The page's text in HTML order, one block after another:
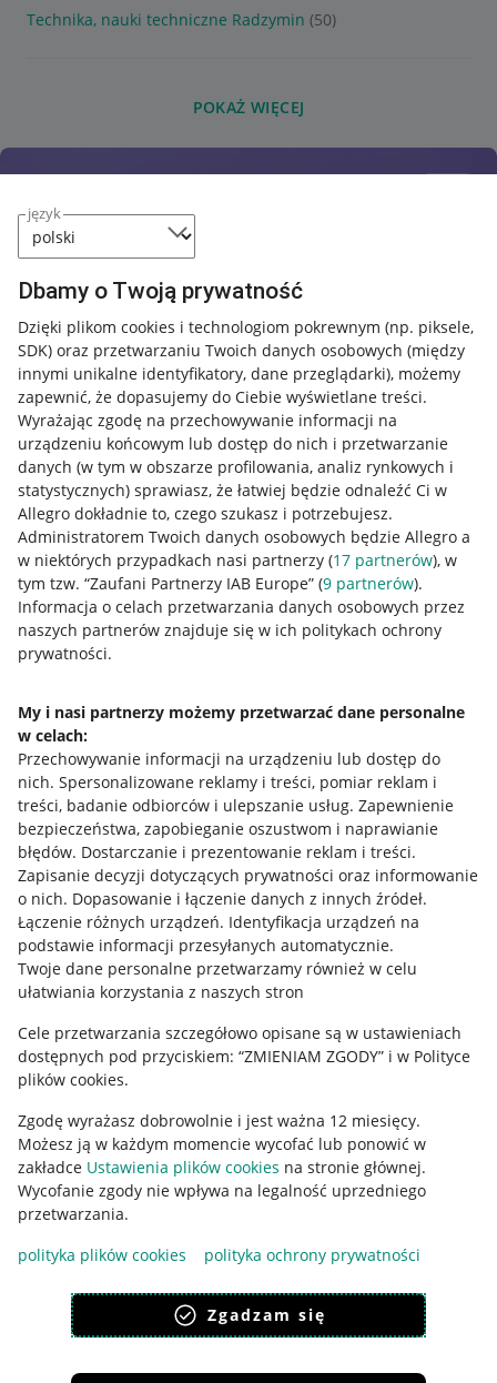
język
Dbamy o Twoją prywatność
Dzięki plikom cookies i technologiom pokrewnym (np. piksele,
SDK) oraz przetwarzaniu Twoich danych osobowych (między
innymi unikalne identyfikatory, dane przeglądarki), możemy
zapewnić, że dopasujemy do Ciebie wyświetlane treści.
Wyrażając zgodę na przechowywanie informacji na
urządzeniu końcowym lub dostęp do nich i przetwarzanie
danych (w tym w obszarze profilowania, analiz rynkowych i
statystycznych) sprawiasz, że łatwiej będzie odnaleźć Ci w
Allegro dokładnie to, czego szukasz i potrzebujesz.
Administratorem Twoich danych osobowych będzie Allegro a
w niektórych przypadkach nasi partnerzy (17 partnerów), w
tym tzw. “Zaufani Partnerzy IAB Europe” (9 partnerów).
Informacja o celach przetwarzania danych osobowych przez
naszych partnerów znajduje się w ich politykach ochrony
prywatności.
My i nasi partnerzy możemy przetwarzać dane personalne
w celach:
Przechowywanie informacji na urządzeniu lub dostęp do
nich. Spersonalizowane reklamy i treści, pomiar reklam i
treści, badanie odbiorców i ulepszanie usług. Zapewnienie
bezpieczeństwa, zapobieganie oszustwom i naprawianie
błędów. Dostarczanie i prezentowanie reklam i treści.
Zapisanie decyzji dotyczących prywatności oraz informowanie
o nich. Dopasowanie i łączenie danych z innych źródeł.
Łączenie różnych urządzeń. Identyfikacja urządzeń na
podstawie informacji przesyłanych automatycznie.
Twoje dane personalne przetwarzamy również w celu
ułatwiania korzystania z naszych stron
Cele przetwarzania szczegółowo opisane są w ustawieniach
dostępnych pod przyciskiem: “ZMIENIAM ZGODY” i w Polityce
plików cookies.
Zgodę wyrażasz dobrowolnie i jest ważna 12 miesięcy.
Możesz ją w każdym momencie wycofać lub ponowić w
zakładce Ustawienia plików cookies na stronie głównej.
Wycofanie zgody nie wpływa na legalność uprzedniego
przetwarzania.
polityka plików cookies
polityka ochrony prywatności
Zgadzam się
Technika, nauki techniczne Radzymin (50)
POKAŻ WIĘCEJ
Przydatne informacje
Jak to działa
Allegro Gadane dla sprzedających
Allegro Gadane dla kupujących
Mapa miejscowości
Informacje prawne
Regulamin
Polityka plików "cookies"
Ustawienia plików "cookies"
Udostępnianie lokalizacji
Informacje dla Aktu o Usługach Cyfrowych
Pobierz aplikację